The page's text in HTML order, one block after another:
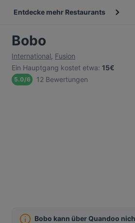
Entdecke mehr Restaurants
Bobo
International, Fusion
Ein Hauptgang kostet etwa: 15€
5.0/6 12 Bewertungen
Bobo kann über Quandoo